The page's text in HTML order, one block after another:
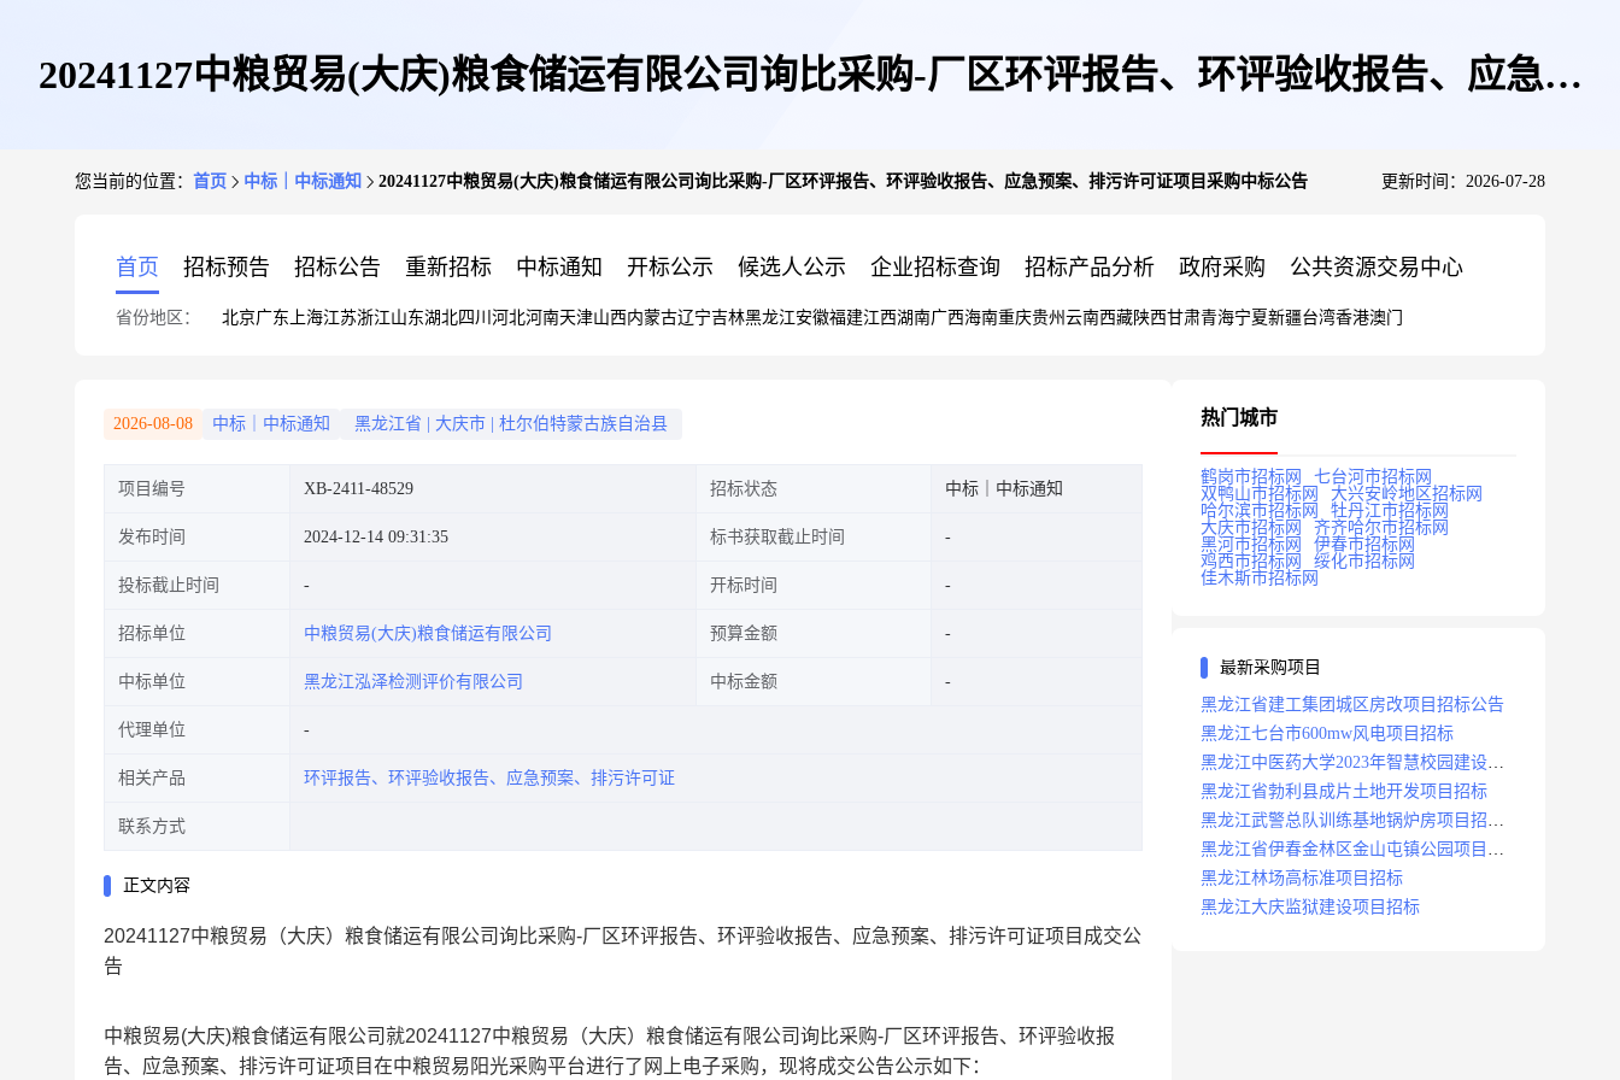
20241127中粮贸易(大庆)粮食储运有限公司询比采购-厂区环评报告、环评验收报告、应急预
您当前的位置： 首页 中标｜中标通知 20241127中粮贸易(大庆)粮食储运有限公司询比采购-厂区环评报告、环评验收报告、应急预案、排污许可证项目采购中标公告 更新时间：2026-07-28
首页 招标预告 招标公告 重新招标 中标通知 开标公示 候选人公示 企业招标查询 招标产品分析 政府采购 公共资源交易中心
省份地区： 北京广东 上海江苏浙江山东湖北四川 河北河南天津山西内蒙古辽宁吉林黑龙江安徽福建江西湖南广西海南重庆贵州 云南西藏陕西甘肃青海宁夏新疆台湾香港澳门
2026-08-08 中标｜中标通知 黑龙江省 大庆市 杜尔伯特蒙古族自治县
项目编号 XB-2411-48529 招标状态 中标｜中标通知
发布时间 2024-12-14 09:31:35 标书获取截止时间
投标截止时间 开标时间
招标单位 中粮贸易(大庆)粮食储运有限公司 预算金额
中标单位 黑龙江泓泽检测评价有限公司 中标金额
代理单位
相关产品 环评报告、环评验收报告、应急预案、排污许可证
联系方式
正文内容
20241127中粮贸易（大庆）粮食储运有限公司询比采购-厂区环评报告、环评验收报告、应急预案、排污许可证项目成交公
告
中粮贸易(大庆)粮食储运有限公司就20241127中粮贸易（大庆）粮食储运有限公司询比采购-厂区环评报告、环评验收报
告、应急预案、排污许可证项目在中粮贸易阳光采购平台进行了网上电子采购，现将成交公告公示如下：
热门城市
鹤岗市招标网
七台河市招标网
双鸭山市招标网
大兴安岭地区招标网
哈尔滨市招标网
牡丹江市招标网
大庆市招标网
齐齐哈尔市招标网
黑河市招标网
伊春市招标网
鸡西市招标网
绥化市招标网
佳木斯市招标网
最新采购项目
黑龙江省建工集团城区房改项目招标公告
黑龙江七台市600mw风电项目招标
黑龙江中医药大学2023年智慧校园建设项
目招标公告
黑龙江省勃利县成片土地开发项目招标
黑龙江武警总队训练基地锅炉房项目招标
公示
黑龙江省伊春金林区金山屯镇公园项目招
标公告
黑龙江林场高标准项目招标
黑龙江大庆监狱建设项目招标